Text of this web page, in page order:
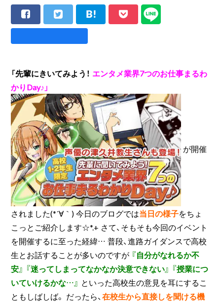
「先輩にきいてみよう！ エンタメ業界7つのお仕事まるわ
かりDay♪」
が開催
されました(*´∀｀) 今日のブログでは当日の様子をちょ
こっとご紹介します☆*.+ さて、そもそも今回のイベント
を開催するに至った経緯… 普段、進路ガイダンスで高校
生とお話することが多いのですが 『自分がなれるか不
安』 『迷ってしまってなかなか決意できない』 『授業につ
いていけるかな…』 といった高校生の意見を耳にするこ
ともしばしば。 だったら、在校生から直接しを聞ける機